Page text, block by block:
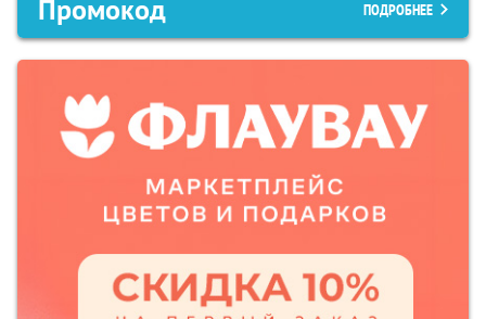
Промокод ПОДРОБНЕЕ